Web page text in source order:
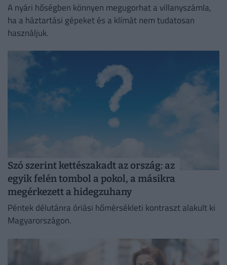
A nyári hőségben könnyen megugorhat a villanyszámla,
ha a háztartási gépeket és a klímát nem tudatosan
használjuk.
Szó szerint kettészakadt az ország: az
egyik felén tombol a pokol, a másikra
megérkezett a hidegzuhany
Péntek délutánra óriási hőmérsékleti kontraszt alakult ki
Magyarországon.